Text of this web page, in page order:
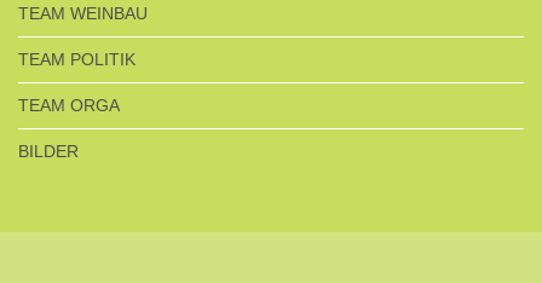
TEAM WEINBAU
TEAM POLITIK
TEAM ORGA
BILDER